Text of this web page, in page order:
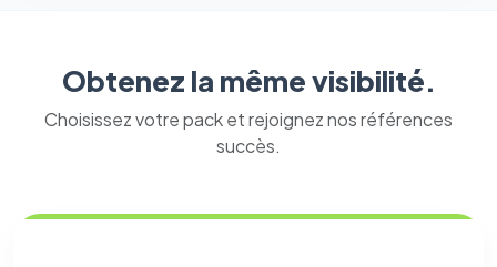
Obtenez la même visibilité.
Choisissez votre pack et rejoignez nos références
succès.